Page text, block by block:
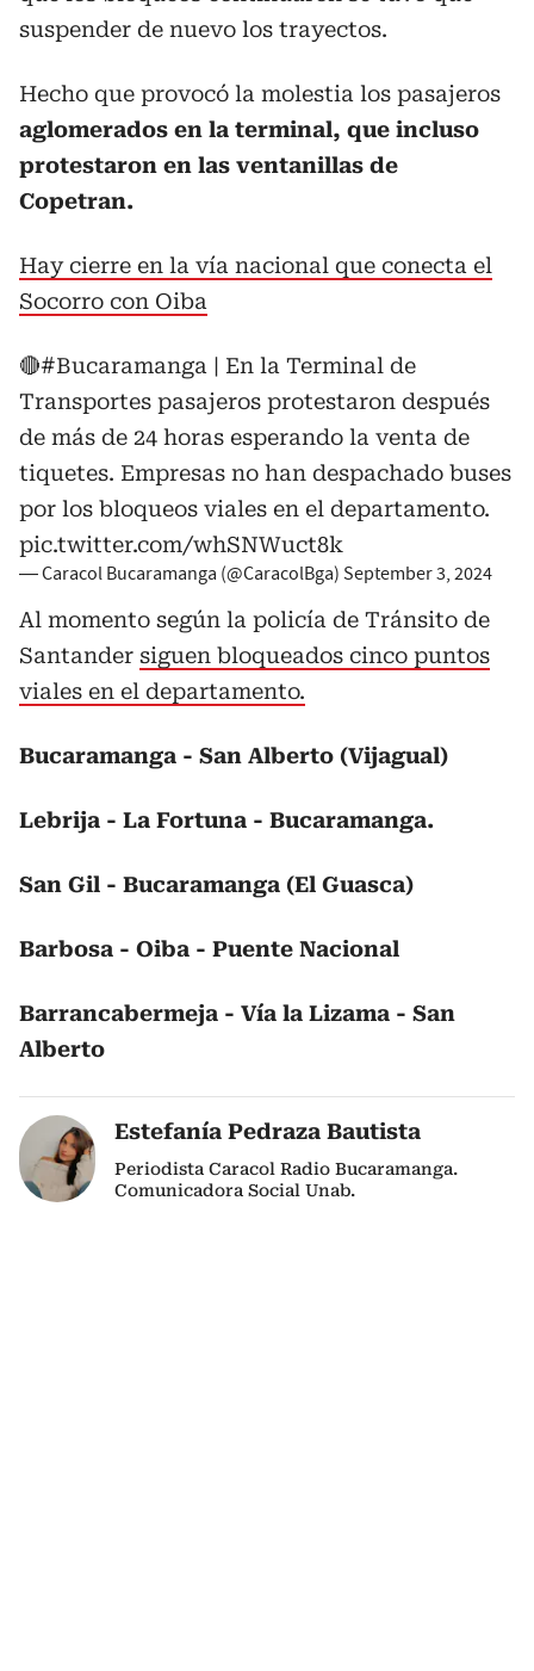
suspender de nuevo los trayectos.
Hecho que provocó la molestia los pasajeros
aglomerados en la terminal, que incluso
protestaron en las ventanillas de
Copetran.
Hay cierre en la vía nacional que conecta el
Socorro con Oiba
🔴#Bucaramanga | En la Terminal de
Transportes pasajeros protestaron después
de más de 24 horas esperando la venta de
tiquetes. Empresas no han despachado buses
por los bloqueos viales en el departamento.
pic.twitter.com/whSNWuct8k
— Caracol Bucaramanga (@CaracolBga) September 3, 2024
Al momento según la policía de Tránsito de
Santander siguen bloqueados cinco puntos
viales en el departamento.
Bucaramanga - San Alberto (Vijagual)
Lebrija - La Fortuna - Bucaramanga.
San Gil - Bucaramanga (El Guasca)
Barbosa - Oiba - Puente Nacional
Barrancabermeja - Vía la Lizama - San
Alberto
Estefanía Pedraza Bautista
Periodista Caracol Radio Bucaramanga.
Comunicadora Social Unab.